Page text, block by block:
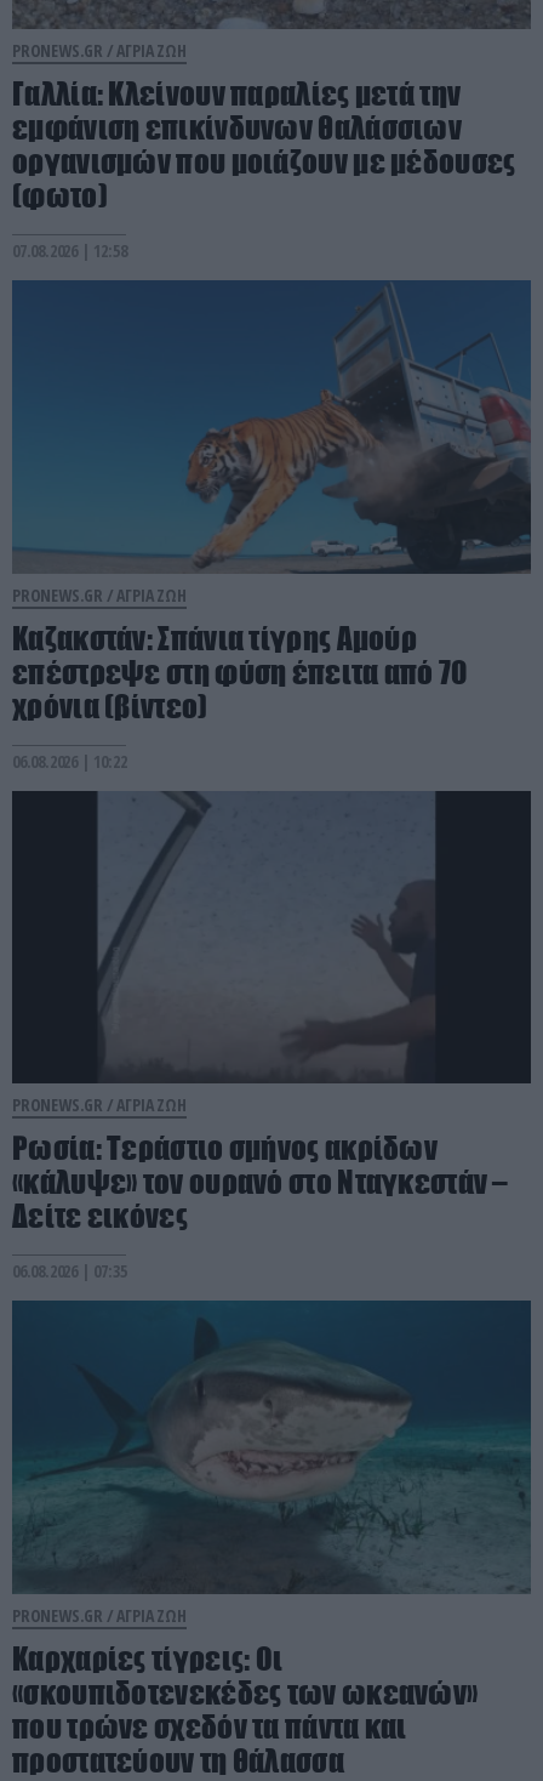
PRONEWS.GR / ΑΓΡΙΑ ΖΩΗ
Γαλλία: Κλείνουν παραλίες μετά την
εμφάνιση επικίνδυνων θαλάσσιων
οργανισμών που μοιάζουν με μέδουσες
(φωτο)
07.08.2026 | 12:58
PRONEWS.GR / ΑΓΡΙΑ ΖΩΗ
Καζακστάν: Σπάνια τίγρης Αμούρ
επέστρεψε στη φύση έπειτα από 70
χρόνια (βίντεο)
06.08.2026 | 10:22
PRONEWS.GR /ΑΓΡΙΑ ΖΩΗ
Ρωσία: Τεράστιο σμήνος ακρίδων
«κάλυψε» τον ουρανό στο Νταγκεστάν –
Δείτε εικόνες
06.08.2026 | 07:35
PRONEWS.GR /ΑΓΡΙΑ ΖΩΗ
Καρχαρίες τίγρεις: Οι
«σκουπιδοτενεκέδες των ωκεανών»
που τρώνε σχεδόν τα πάντα και
προστατεύουν τη θάλασσα